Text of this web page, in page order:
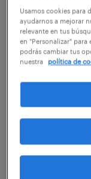
con mejor
sea más bajo.
compañías
salud, sí
mitigar los
trabajadores.
Usamos cookies para
ayudarnos a mejorar
relevante en tus
en "Personalizar"
podrás cambiar tus
nuestra
política de